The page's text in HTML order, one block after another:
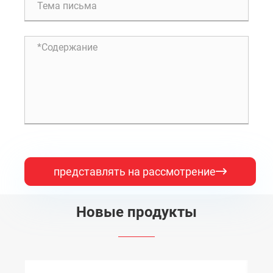
представлять на рассмотрение
Новые продукты